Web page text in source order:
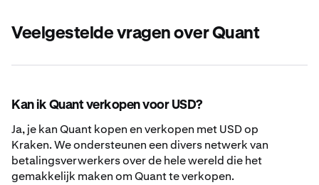
Veelgestelde vragen over Quant
Kan ik Quant verkopen voor USD?
Ja, je kan Quant kopen en verkopen met USD op
Kraken. We ondersteunen een divers netwerk van
betalingsverwerkers over de hele wereld die het
gemakkelijk maken om Quant te verkopen.